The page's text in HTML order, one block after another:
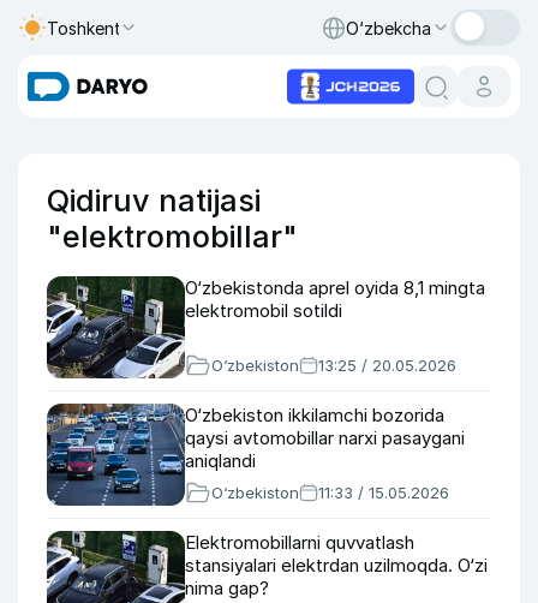
Toshkent O‘zbekcha
Qidiruv natijasi
"elektromobillar"
O‘zbekistonda aprel oyida 8,1 mingta
elektromobil sotildi
O‘zbekiston 13:25 / 20.05.2026
O‘zbekiston ikkilamchi bozorida
qaysi avtomobillar narxi pasaygani
aniqlandi
O‘zbekiston 11:33 / 15.05.2026
Elektromobillarni quvvatlash
stansiyalari elektrdan uzilmoqda. O‘zi
nima gap?